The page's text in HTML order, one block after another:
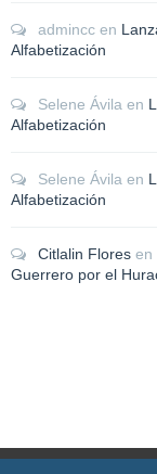
admincc en
Alfabetización
Selene Ávila en
Alfabetización
Selene Ávila en
Alfabetización
Citlalin Flores en
Guerrero por el